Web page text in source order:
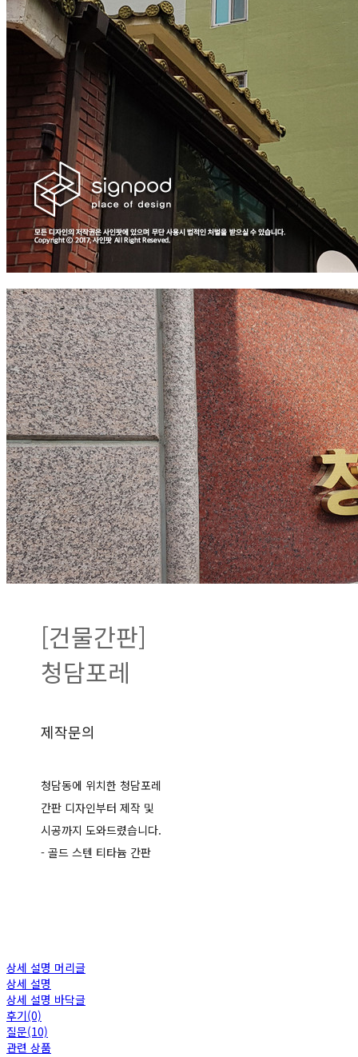
[건물간판]
청담포레
제작문의
청담동에 위치한 청담포레
간판 디자인부터 제작 및
시공까지 도와드렸습니다.
- 골드 스텐 티타늄 간판
상세 설명 머리글
상세 설명
상세 설명 바닥글
후기(0)
질문(10)
관련 상품